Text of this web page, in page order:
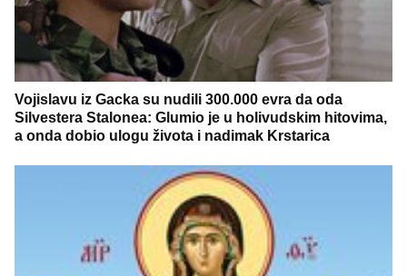
Vojislavu iz Gacka su nudili 300.000 evra da oda
Silvestera Stalonea: Glumio je u holivudskim hitovima,
a onda dobio ulogu života i nadimak Krstarica